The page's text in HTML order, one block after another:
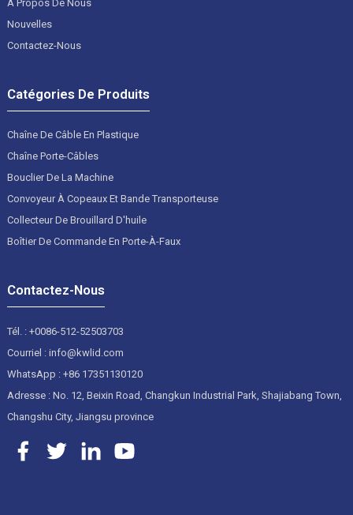
À Propos De Nous
Nouvelles
Contactez-Nous
Catégories De Produits
Chaîne De Câble En Plastique
Chaîne Porte-Câbles
Bouclier De La Machine
Convoyeur À Copeaux Et Bande Transporteuse
Collecteur De Brouillard D'huile
Boîtier De Commande En Porte-À-Faux
Contactez-Nous
Tél. : +0086-512-52503703
Courriel : info@kwlid.com
WhatsApp : +86 17351130120
Adresse : No. 12, Beixin Road, Changkun Industrial Park, Shajiabang Town,
Changshu City, Jiangsu province